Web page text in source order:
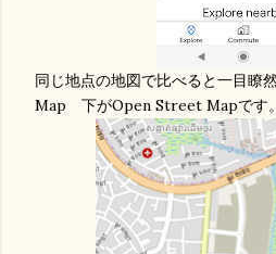
同じ地点の地図で比べると一目瞭
Map 下がOpen Street Mapです。